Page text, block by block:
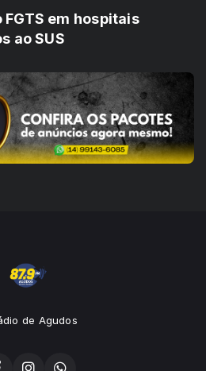
em hospitais
ao SUS
de Agudos